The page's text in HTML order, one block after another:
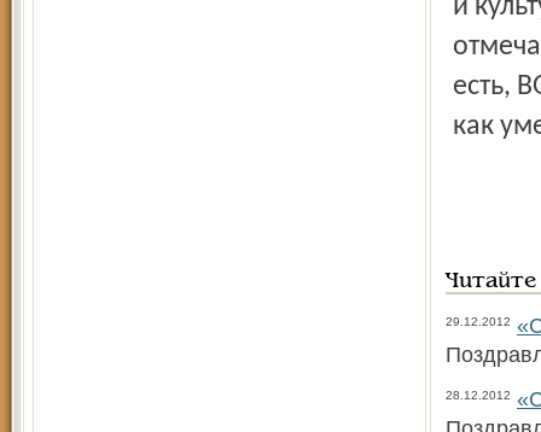
и
есть,
как
29.12.2012
28.12.2012